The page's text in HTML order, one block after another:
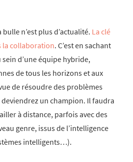
n’est plus d’actualité. La clé
la collaboration. C’est en sachant
d’une équipe hybride,
de tous les horizons et aux
de résoudre des problèmes
un champion. Il faudra
à distance, parfois avec des
genre, issus de l’intelligence
intelligents…).